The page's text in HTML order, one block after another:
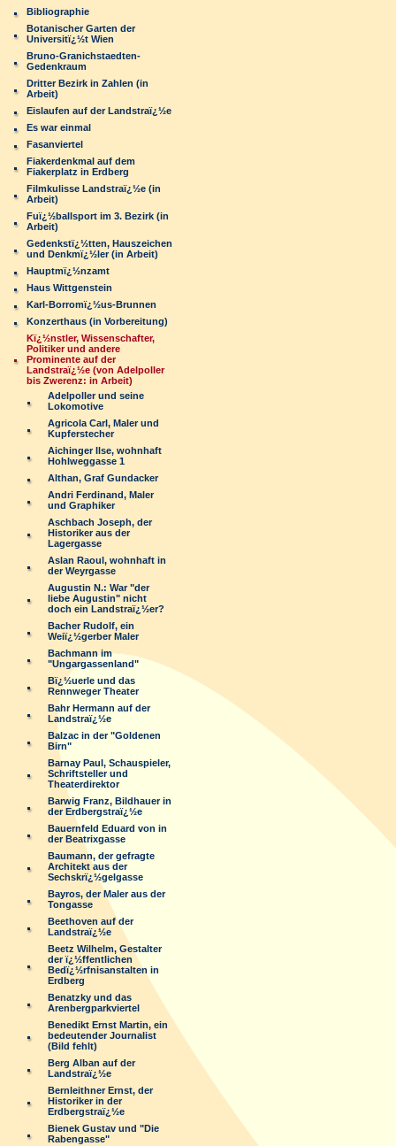
Bibliographie
Botanischer Garten der
Universitï¿½t Wien
Bruno-Granichstaedten-
Gedenkraum
Dritter Bezirk in Zahlen (in
Arbeit)
Eislaufen auf der Landstraï¿½e
Es war einmal
Fasanviertel
Fiakerdenkmal auf dem
Fiakerplatz in Erdberg
Filmkulisse Landstraï¿½e (in
Arbeit)
Fuï¿½ballsport im 3. Bezirk (in
Arbeit)
Gedenkstï¿½tten, Hauszeichen
und Denkmï¿½ler (in Arbeit)
Hauptmï¿½nzamt
Haus Wittgenstein
Karl-Borromï¿½us-Brunnen
Konzerthaus (in Vorbereitung)
Kï¿½nstler, Wissenschafter,
Politiker und andere
Prominente auf der
Landstraï¿½e (von Adelpoller
bis Zwerenz: in Arbeit)
Adelpoller und seine
Lokomotive
Agricola Carl, Maler und
Kupferstecher
Aichinger Ilse, wohnhaft
Hohlweggasse 1
Althan, Graf Gundacker
Andri Ferdinand, Maler
und Graphiker
Aschbach Joseph, der
Historiker aus der
Lagergasse
Aslan Raoul, wohnhaft in
der Weyrgasse
Augustin N.: War "der
liebe Augustin" nicht
doch ein Landstraï¿½er?
Bacher Rudolf, ein
Weiï¿½gerber Maler
Bachmann im
"Ungargassenland"
Bï¿½uerle und das
Rennweger Theater
Bahr Hermann auf der
Landstraï¿½e
Balzac in der "Goldenen
Birn"
Barnay Paul, Schauspieler,
Schriftsteller und
Theaterdirektor
Barwig Franz, Bildhauer in
der Erdbergstraï¿½e
Bauernfeld Eduard von in
der Beatrixgasse
Baumann, der gefragte
Architekt aus der
Sechskrï¿½gelgasse
Bayros, der Maler aus der
Tongasse
Beethoven auf der
Landstraï¿½e
Beetz Wilhelm, Gestalter
der ï¿½ffentlichen
Bedï¿½rfnisanstalten in
Erdberg
Benatzky und das
Arenbergparkviertel
Benedikt Ernst Martin, ein
bedeutender Journalist
(Bild fehlt)
Berg Alban auf der
Landstraï¿½e
Bernleithner Ernst, der
Historiker in der
Erdbergstraï¿½e
Bienek Gustav und "Die
Rabengasse"